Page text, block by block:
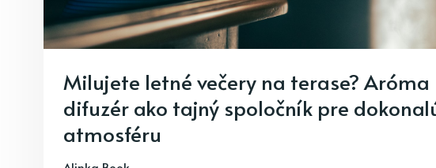
Milujete letné večery na terase? Aróma
difuzér ako tajný spoločník pre
atmosféru